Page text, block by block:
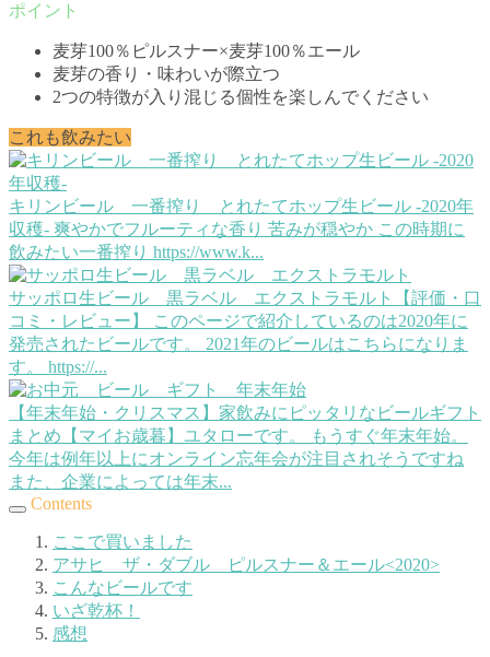
麦芽100％ピルスナー×麦芽100％エール
麦芽の香り・味わいが際立つ
2つの特徴が入り混じる個性を楽しんでください
これも飲みたい
キリンビール 一番搾り とれたてホップ生ビール -2020年
収穫- 爽やかでフルーティな香り 苦みが穏やか この時期に
飲みたい一番搾り https://www.k...
サッポロ生ビール 黒ラベル エクストラモルト【評価・口
コミ・レビュー】
このページで紹介しているのは2020年に
発売されたビールです。 2021年のビールはこちらになりま
す。 https://...
【年末年始・クリスマス】家飲みにピッタリなビールギフト
まとめ【マイお歳暮】 ユタローです。 もうすぐ年末年始。
今年は例年以上にオンライン忘年会が注目されそうですね
また、企業によっては年末...
Contents
ここで買いました
アサヒ ザ・ダブル ピルスナー＆エール<2020>
こんなビールです
いざ乾杯！
感想